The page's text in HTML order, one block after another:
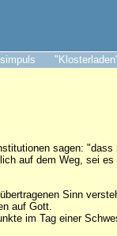
sagen:
auf dem Weg, sei
Sinn
auf Gott.
im Tag einer